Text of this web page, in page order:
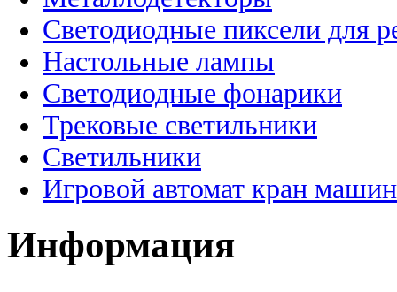
Светодиодные пиксели для
Настольные лампы
Светодиодные фонарики
Трековые светильники
Светильники
Игровой автомат кран
Информация